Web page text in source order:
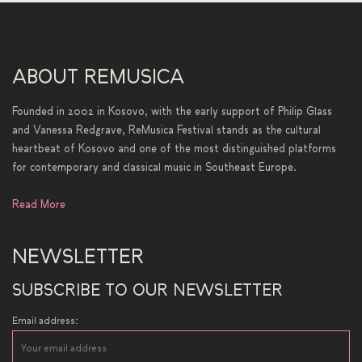
ABOUT REMUSICA
Founded in 2002 in Kosovo, with the early support of Philip Glass
and Vanessa Redgrave, ReMusica Festival stands as the cultural
heartbeat of Kosovo and one of the most distinguished platforms
for contemporary and classical music in Southeast Europe.
Read More
NEWSLETTER
SUBSCRIBE TO OUR NEWSLETTER
Email address: